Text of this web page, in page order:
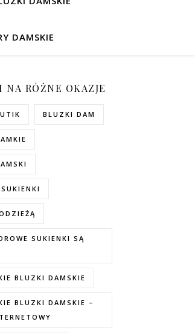
DAMSKIE
NA RÓŻNE OKAZJE
BLUZKI DAM
SUKIENKI SĄ
BLUZKI DAMSKIE
BLUZKI DAMSKIE –